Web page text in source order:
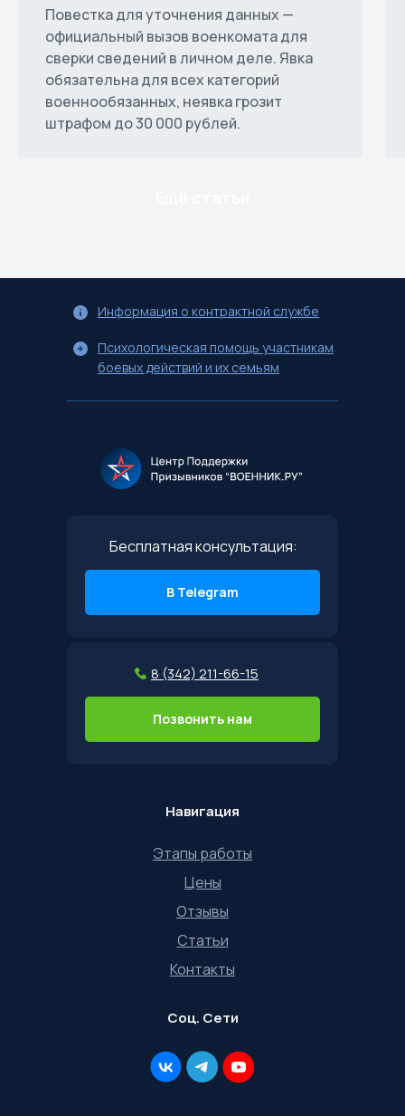
Повестка для уточнения данных —
официальный вызов военкомата для
сверки сведений в личном деле. Явка
обязательна для всех категорий
военнообязанных, неявка грозит
штрафом до 30 000 рублей.
Отзывы
Контакты
Цены
Статьи
Навигация
Этапы работы
Соц. Сети
Бесплатная консультация:
В Telegram
8 (342) 211-66-15
Позвонить нам
Информация о контрактной службе
Психологическая помощь участникам
боевых действий и их семьям